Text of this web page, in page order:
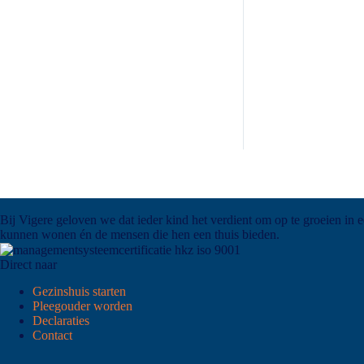
Bij Vigere geloven we dat ieder kind het verdient om op te groeien in
kunnen wonen én de mensen die hen een thuis bieden.
Direct naar
Gezinshuis starten
Pleegouder worden
Declaraties
Contact